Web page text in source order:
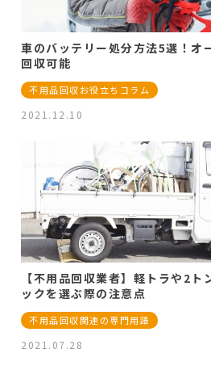
車のバッテリー処分方法5選！オ
回収可能
不用品回収お役立ちコラム
2021.12.10
【不用品回収業者】軽トラや2ト
ックを選ぶ際の注意点
不用品回収関連の専門用語
2021.07.28